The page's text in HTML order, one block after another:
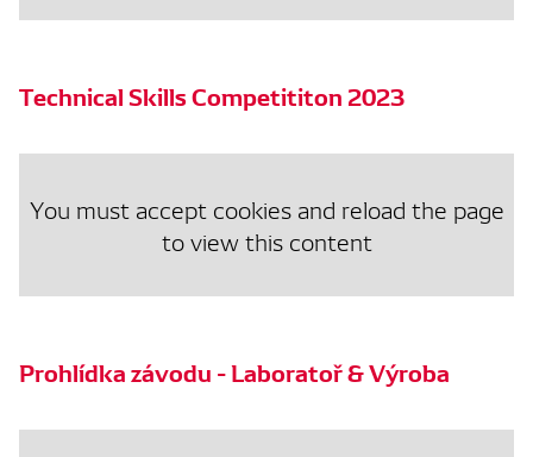
Technical Skills Competititon 2023
You must accept cookies and reload the page
to view this content
Prohlídka závodu - Laboratoř & Výroba